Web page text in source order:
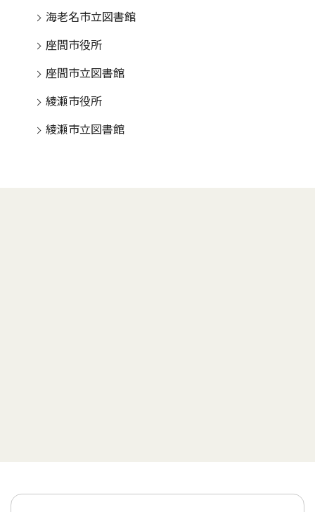
海老名市立図書館
座間市役所
座間市立図書館
綾瀬市役所
綾瀬市立図書館